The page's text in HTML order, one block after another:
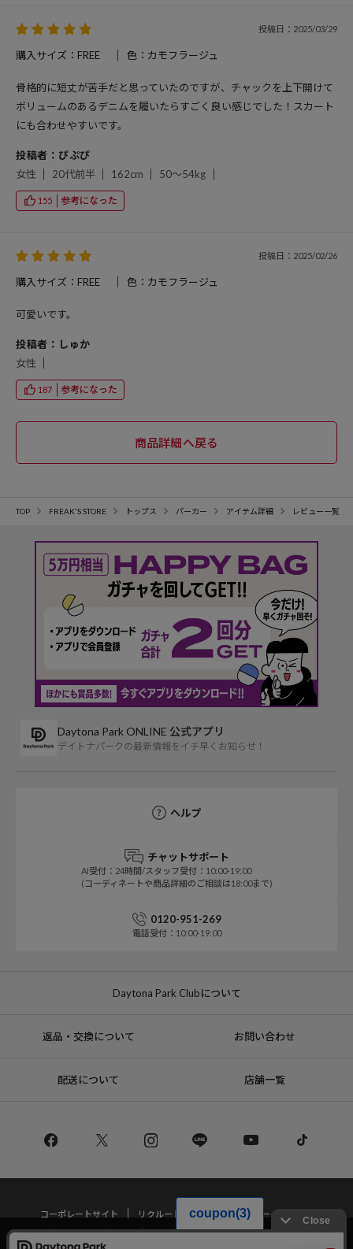
投稿日：2025/03/29
購入サイズ：FREE 色：カモフラージュ
骨格的に短丈が苦手だと思っていたのですが、チャックを上下開けて
ボリュームのあるデニムを履いたらすごく良い感じでした！スカート
にも合わせやすいです。
投稿者：ぴぷぴ
女性
20代前半 162cm 50～54kg
155 参考になった
投稿日：2025/02/26
購入サイズ：FREE 色：カモフラージュ
可愛いです。
投稿者：しゅか
女性
187 参考になった
TOP FREAK'S STORE トップス パーカー アイテム詳細 レビュー一覧
Daytona Park ONLINE 公式アプリ
デイトナパークの最新情報をイチ早くお知らせ！
ヘルプ
チャットサポート
AI受付：24時間/スタッフ受付：10:00-19:00
(コーディネートや商品詳細のご相談は18:00まで)
0120-951-269
電話受付：10:00-19:00
Daytona Park Clubについて
返品・交換について お問い合わせ
配送について 店舗一覧
コーポレートサイト リクルート
サステナブルマークについて
プライバシーポリシー
特定商取引法・古物営業法に基づく表記
当サイトでは利用体験の向上およびコンテンツの最適な提供、トラフィック